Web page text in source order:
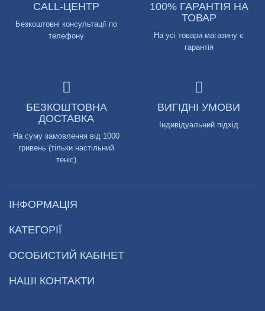
CALL-ЦЕНТР
Безкоштовні консультації по
телефону
100% ГАРАНТІЯ НА
ТОВАР
На усі товари магазину є
гарантія
БЕЗКОШТОВНА
ДОСТАВКА
На суму замовлення від 1000
гривень (тільки настільний
теніс)
ВИГІДНІ УМОВИ
Індивідуальний підхід
ІНФОРМАЦІЯ
КАТЕГОРІЇ
ОСОБИСТИЙ КАБІНЕТ
НАШІ КОНТАКТИ